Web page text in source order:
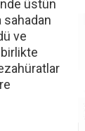
üstün
sahadan
ve